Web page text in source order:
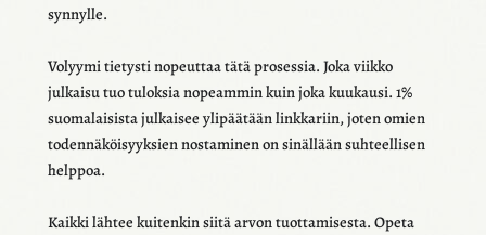
synnylle.
Volyymi tietysti nopeut­taa tätä proses­sia. Joka viikko
julkaisu tuo tulok­sia nopeam­min kuin joka kuukausi. 1%
suoma­lai­sista julkai­see ylipää­tään link­ka­riin, joten omien
toden­nä­köi­syyk­sien nosta­mi­nen on sinäl­lään suhteel­li­sen
help­poa.
Kaikki lähtee kuiten­kin siitä arvon tuot­ta­mi­sesta. Opeta